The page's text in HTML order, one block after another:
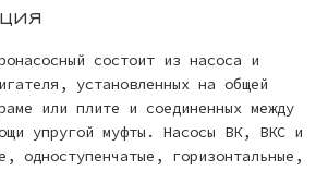
состоит из насоса и
установленных на общей
или плите и соединенных между
упругой муфты. Насосы ВК, ВКС и
одноступенчатые, горизонтальные,